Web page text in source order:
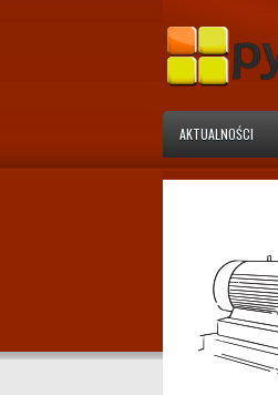
AKTUALNOŚCI